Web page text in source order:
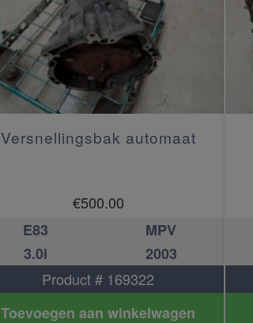
Versnellingsbak automaat
€500.00
E83
MPV
3.0i
2003
Product # 169322
Toevoegen aan winkelwagen